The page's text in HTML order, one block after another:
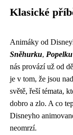
Klasické
Animáky od
Sněhurku, Popelku
nás provází už od
je v tom, že jsou
světě, řeší témata,
dobro a zlo. A co
Disneyho
neomrzí.